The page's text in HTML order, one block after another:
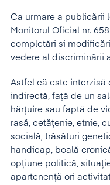
Ca urmare a publicării
Monitorul Oficial nr.
completări si
vedere al discriminării
Astfel că este interzisă
indirectă, față de un
hărțuire sau faptă de
rasă, cetățenie, etnie,
socială, trăsături
handicap, boală
opțiune politică,
apartenență ori